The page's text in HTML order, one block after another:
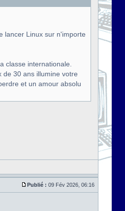
lancer Linux sur n'importe
classe internationale.
de 30 ans illumine votre
et un amour absolu
Publié : 09 Fév 2026, 06:16